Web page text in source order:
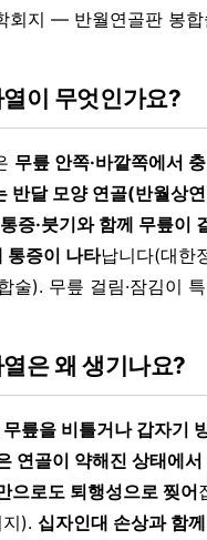
회지 — 반월연골판 봉합
이 무엇인가요?
무릎 안쪽·바깥쪽에서
반달 모양 연골(반월상
증·붓기와 함께 무릎이
통증이 나타납니다(대한
). 무릎 걸림·잠김이
은 왜 생기나요?
릎을 비틀거나 갑자기
연골이 약해진 상태에
으로도 퇴행성으로 찢어
). 십자인대 손상과 함